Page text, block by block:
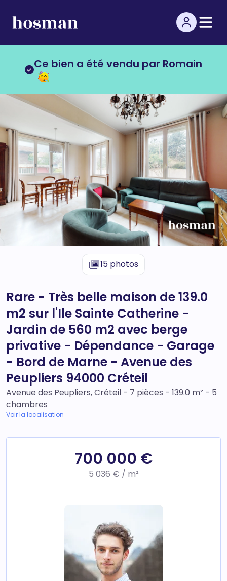
Ce bien a été vendu par Romain
15 photos
Rare - Très belle maison de 139.0
m2 sur l'Ile Sainte Catherine -
Jardin de 560 m2 avec berge
privative - Dépendance - Garage
- Bord de Marne - Avenue des
Peupliers 94000 Créteil
Avenue des Peupliers, Créteil - 7 pièces - 139.0 m² - 5
chambres
Voir la localisation
700 000 €
5 036 € / m²